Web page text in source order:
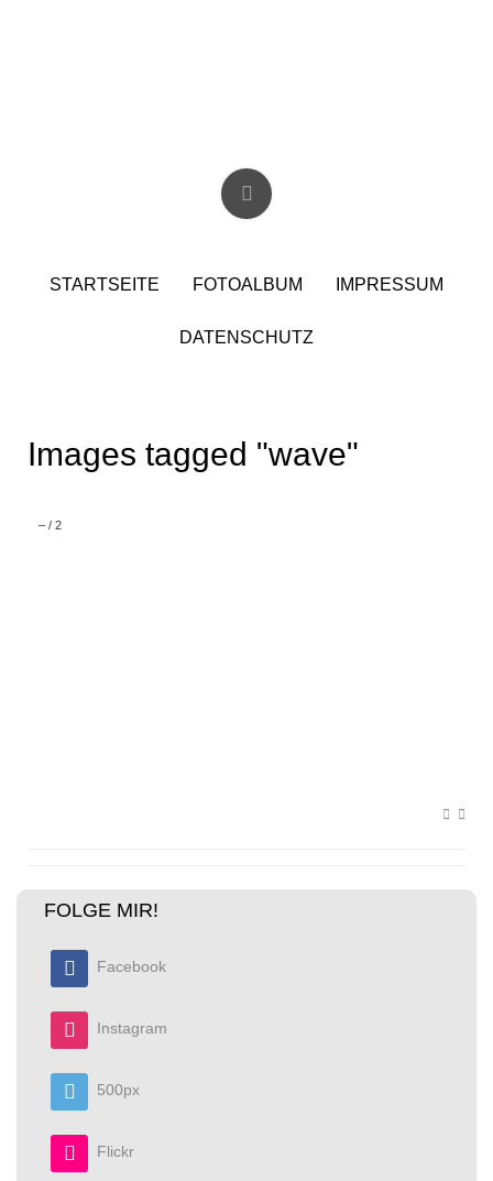
STARTSEITE FOTOALBUM IMPRESSUM
DATENSCHUTZ
Images tagged "wave"
– / 2
FOLGE MIR!
Facebook
Instagram
500px
Flickr